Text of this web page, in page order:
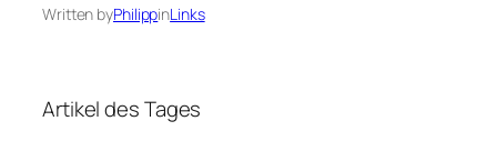
Written byPhilippinLinks
Artikel des Tages